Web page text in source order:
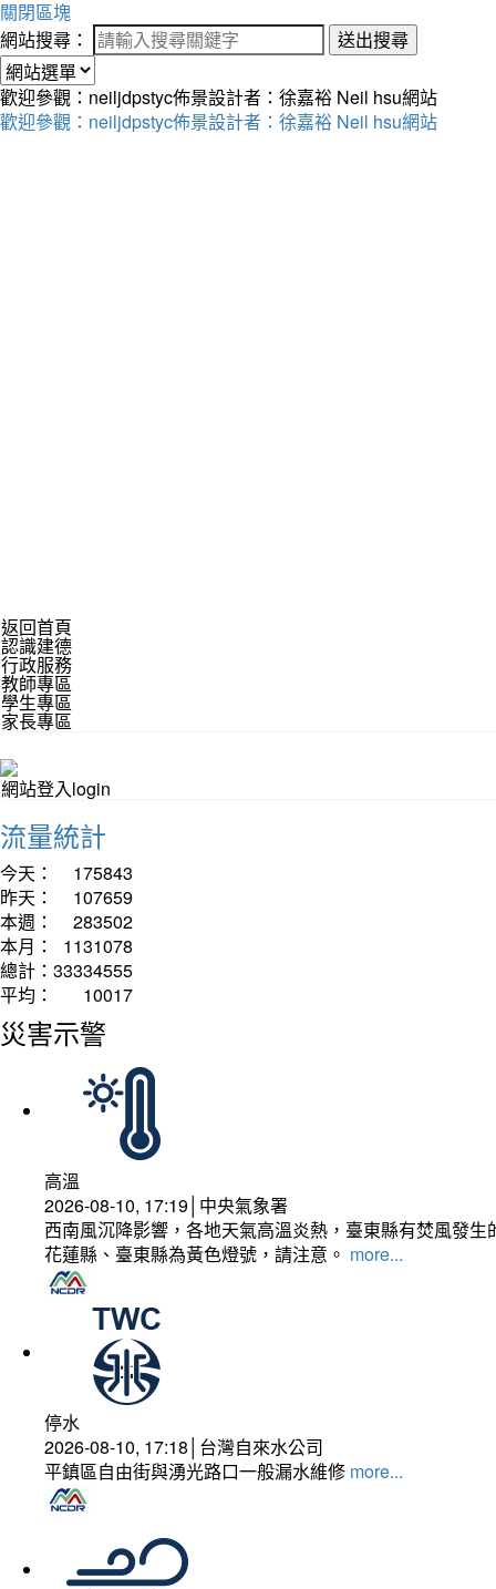
關閉區塊
網站搜尋：
送出搜尋
歡迎參觀：neiljdpstyc佈景設計者：徐嘉裕 Neil hsu網站
歡迎參觀：neiljdpstyc佈景設計者：徐嘉裕 Neil hsu網站
返回首頁
認識建德
行政服務
教師專區
學生專區
家長專區
網站登入login
流量統計
今天：
175843
昨天：
107659
本週：
283502
本月：
1131078
總計： 33334555
平均：
10017
災害示警
高溫
2026-08-10, 17:19│中央氣象署
西南風沉降影響，各地天氣高溫炎熱，臺東縣有焚風發
花蓮縣、臺東縣為黃色燈號，請注意。 more...
停水
2026-08-10, 17:18│台灣自來水公司
平鎮區自由街與湧光路口一般漏水維修 more...